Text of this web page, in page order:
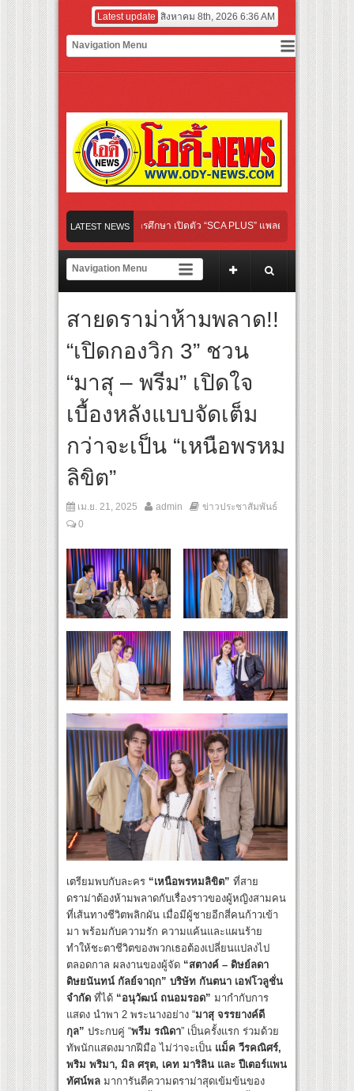
Latest update สิงหาคม 8th, 2026 6:36 AM
LATEST NEWS
มใหม่ในวงการการศึกษา เปิดตัว “SCA PLUS” แพลตฟอร์มการเรียนรู้ “Creative
อดการลงทุนในธุรกิจการศึกษากว่า 100 ล้านบาท
นทางจาการ์ตา-กรุงเทพฯ เสริม Air Connectivity ดึงนักท่องเที่ยวคุณภาพจากอินโดนีเ
ย เตรียมเดบิวต์ลงซีรีย์แนวตั้ง พร้อมเขย่าวงการบันเทิงยุคดิจิทัล
ม่ “Your Candy” พร้อมเสิร์ฟ MV สดใส ได้ “ต้าเหนิง” และ “ณิชา” ร่วมเติมสีสัน
กระแส ผิวโชกุ ผิวโชว์ได้ ตอบโจทย์คนรุ่นใหม่
มใหม่ในวงการการศึกษา เปิดตัว “SCA PLUS” แพลตฟอร์มการเรียนรู้ “Creative
อดการลงทุนในธุรกิจการศึกษากว่า 100 ล้านบาท
สายดราม่าห้ามพลาด!!
“เปิดกองวิก 3” ชวน
“มาสุ – พรีม” เปิดใจ
เบื้องหลังแบบจัดเต็ม
กว่าจะเป็น “เหนือพรหม
ลิขิต”
เม.ย. 21, 2025 admin
ข่าวประชาสัมพันธ์
0
เตรียมพบกับละคร “เหนือพรหมลิขิต” ที่สาย
ดราม่าต้องห้ามพลาดกับเรื่องราวของผู้หญิงสามคน
ที่เส้นทางชีวิตพลิกผัน เมื่อมีผู้ชายอีกสี่คนก้าวเข้า
มา พร้อมกับความรัก ความแค้นและแผนร้าย
ทำให้ชะตาชีวิตของพวกเธอต้องเปลี่ยนแปลงไป
ตลอดกาล ผลงานของผู้จัด “สตางค์ – ดิษย์ลดา
ดิษยนันทน์ กัลย์จาฤก” บริษัท กันตนา เอฟโวลูชั่น
จำกัด ที่ได้ “อนุวัฒน์ ถนอมรอด” มากำกับการ
แสดง นำพา 2 พระนางอย่าง “มาสุ จรรยางค์ดี
กุล” ประกบคู่ “พรีม รณิดา” เป็นครั้งแรก ร่วมด้วย
ทัพนักแสดงมากฝีมือ ไม่ว่าจะเป็น แม็ค วีรคณิศร์,
พริม พริมา, มิล ศรุต, เคท มาริลิน และ ปีเตอร์แพน
ทัศน์พล มาการันตีความดราม่าสุดเข้มข้นของ